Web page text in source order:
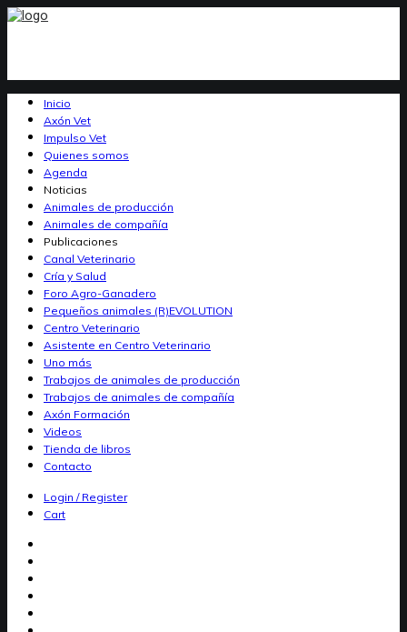
Inicio
Axón Vet
Impulso Vet
Quienes somos
Agenda
Noticias
Animales de producción
Animales de compañía
Publicaciones
Canal Veterinario
Cría y Salud
Foro Agro-Ganadero
Pequeños animales (R)EVOLUTION
Centro Veterinario
Asistente en Centro Veterinario
Uno más
Trabajos de animales de producción
Trabajos de animales de compañía
Axón Formación
Videos
Tienda de libros
Contacto
Login / Register
Cart